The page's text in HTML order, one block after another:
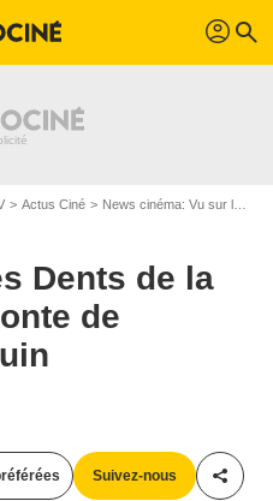
profil search
Actus Ciné News cinéma: Vu sur le web
Dents de la
de
Suivez-nous